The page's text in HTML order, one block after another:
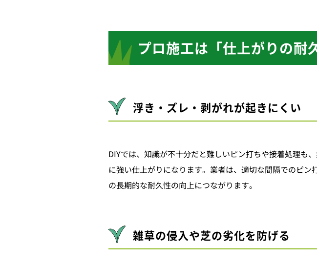
プロ施工は「仕上がりの耐
浮き・ズレ・剥がれが起きにくい
DIYでは、知識が不十分だと難しいピン打ちや接着処理も
に強い仕上がりになります。業者は、適切な間隔でのピ
の長期的な耐久性の向上につながります。
雑草の侵入や芝の劣化を防げる